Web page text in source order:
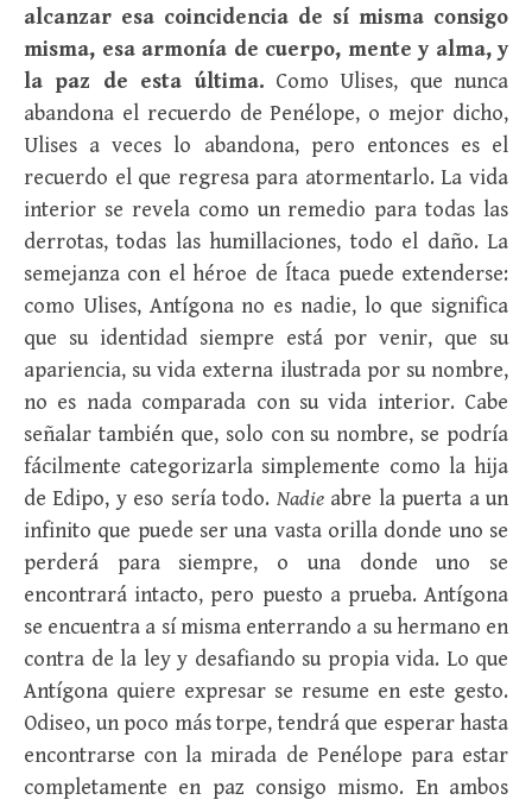
alcanzar esa coincidencia de sí misma consigo
misma, esa armonía de cuerpo, mente y alma, y
​​la paz de esta última. Como Ulises, que nunca
abandona el recuerdo de Penélope, o mejor dicho,
Ulises a veces lo abandona, pero entonces es el
recuerdo el que regresa para atormentarlo. La vida
interior se revela como un remedio para todas las
derrotas, todas las humillaciones, todo el daño. La
semejanza con el héroe de Ítaca puede extenderse:
como Ulises, Antígona no es nadie, lo que significa
que su identidad siempre está por venir, que su
apariencia, su vida externa ilustrada por su nombre,
no es nada comparada con su vida interior. Cabe
señalar también que, solo con su nombre, se podría
fácilmente categorizarla simplemente como la hija
de Edipo, y eso sería todo. Nadieabre la puerta a un
infinito que puede ser una vasta orilla donde uno se
perderá para siempre, o una donde uno se
encontrará intacto, pero puesto a prueba. Antígona
se encuentra a sí misma enterrando a su hermano en
contra de la ley y desafiando su propia vida. Lo que
Antígona quiere expresar se resume en este gesto.
Odiseo, un poco más torpe, tendrá que esperar hasta
encontrarse con la mirada de Penélope para estar
completamente en paz consigo mismo. En ambos